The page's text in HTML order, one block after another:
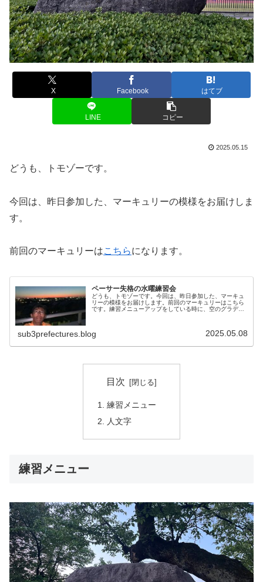
X Facebook はてブ
LINE コピー
2025.05.15
どうも、トモゾーです。
今回は、昨日参加した、マーキュリーの模様をお届けしま
す。
前回のマーキュリーはこちらになります。
ペーサー失格の水曜練習会
どうも、トモゾーです。今回は、昨日参加した、マーキュ
リーの模様をお届けします。前回のマーキュリーはこちら
です。練習メニューアップをしている時に、空のグラデー
sub3prefectures.blog 2025.05.08
目次
練習メニュー
人文字
練習メニュー